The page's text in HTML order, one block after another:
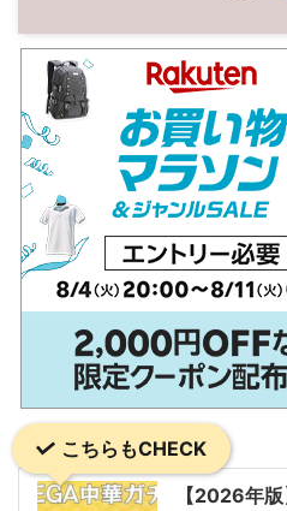
こちらもCHECK
【2026年